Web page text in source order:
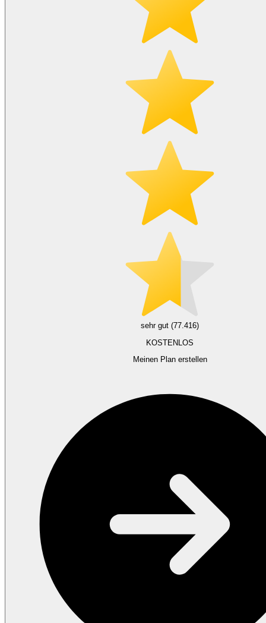
sehr gut (77.416)
KOSTENLOS
Meinen Plan erstellen